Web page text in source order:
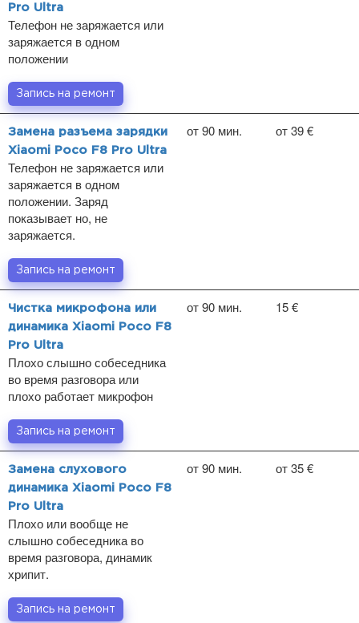
Pro Ultra
Телефон не заряжается или
заряжается в одном
положении
Запись на ремонт
Замена разъема зарядки
Xiaomi Poco F8 Pro Ultra
Телефон не заряжается или
заряжается в одном
положении. Заряд
показывает но, не
заряжается.
от 90 мин. от 39 €
Запись на ремонт
Чистка микрофона или
динамика Xiaomi Poco F8
Pro Ultra
Плохо слышно собеседника
во время разговора или
плохо работает микрофон
от 90 мин. 15 €
Запись на ремонт
Замена слухового
динамика Xiaomi Poco F8
Pro Ultra
Плохо или вообще не
слышно собеседника во
время разговора, динамик
хрипит.
от 90 мин. от 35 €
Запись на ремонт